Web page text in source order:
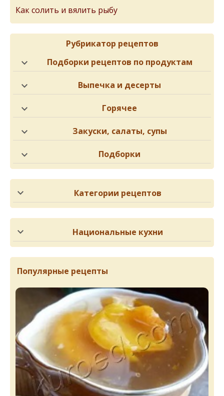
Как солить и вялить рыбу
Рубрикатор рецептов
Подборки рецептов по продуктам
Выпечка и десерты
Горячее
Закуски, салаты, супы
Подборки
Категории рецептов
Национальные кухни
Популярные рецепты